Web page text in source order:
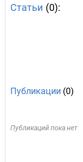
Статьи (0):
Публикации (0)
Публикаций пока нет